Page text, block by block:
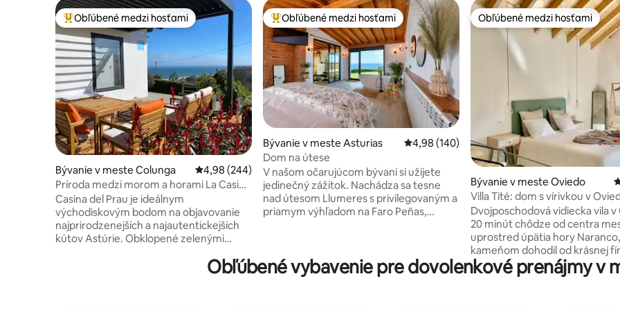
Najobľúbenejšie medzi hosťami
Obľúbené medzi hosťami
Bývanie v meste Colunga Priemerné ohodnotenie 4,98 z 5, počet hodnotení: 244
4,98 (244)
Príroda medzi morom a horami La Casina
del Prau
Casina del Prau je ideálnym
východiskovým bodom na objavovanie
najprirodzenejších a najautentickejších
kútov Astúrie. Obklopené zelenými
milovníkov pešej turistiky, surfovania a
miestnej kuchyne, s rýchlym prístupom
Najobľúbenejšie medzi hosťami
Obľúbené medzi hosťami
Bývanie v meste Asturias Priemerné ohodnotenie 4,98 z 5, počet
4,98 (140)
Dom na útese
V našom očarujúcom bývaní si užijete
jedinečný zážitok. Nachádza sa tesne
nad útesom Llumeres s privilegovaným a
priamym výhľadom na Faro Peñas,
vybavenej kuchyne, dvoch terás (obe s
výhľadom na more), kúpeľne s toaletou,
Obľúbené medzi hosťami
Obľúbené medzi hosťami
Bývanie v meste Oviedo
Villa Tité: dom s vírivkou v
Dvojposchodová vidiecka vila v
20 minút chôdze od centra
uprostred úpätia hory
kameňom dohodil od krásnej
trate. Novo zrekonštruovaný
veľkou vírivkou v izbe a veľkou
Obľúbené vybavenie pre dovolenkové prenájmy v